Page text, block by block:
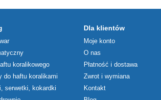
koralikowego
do haftu koralikami
serwetki, kokardki
Dla klientów
Moje konto
O nas
Płatność i dostawa
Zwrot i wymiana
Kontakt